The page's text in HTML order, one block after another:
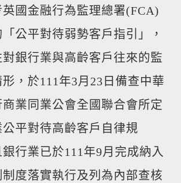
英國金融行為監理總署(FCA)
公平對待弱勢客戶指引」，
銀行業與高齡客戶往來的監
，於111年3月23日備查中華
商業同業公會全國聯合會所定
公平對待高齡客戶自律規
行業已於111年9月完成納入
制度落實執行及列為內部查核